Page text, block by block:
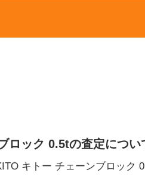
ロック 0.5tの査定につい
キトー チェーンブロック